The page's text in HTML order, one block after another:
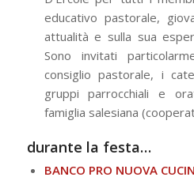
educativo pastorale,
attualità e sulla sua
Sono invitati
consiglio pastorale, i
gruppi parrocchiali e
famiglia salesiana
durante la festa…
BANCO PRO NUOVA